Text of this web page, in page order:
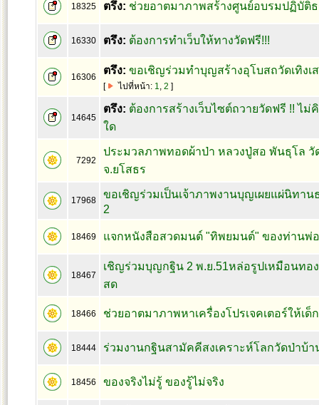
18325 ตรึง: ช่วยอาตมาภาพสร้างศูนย์อบรมปฏิบัติ
16330 ตรึง: ต้องการทำเว็บให้ทางวัดฟรี!!!
16306
ตรึง: ขอเชิญร่วมทำบุญสร้างอุโบสถวัดเทิงเ
[ ไปที่หน้า: 1, 2 ]
14645
ตรึง: ต้องการสร้างเว็บไซต์ถวายวัดฟรี !! ไม่
ใด
7292
ประมวลภาพทอดผ้าป่า หลวงปู่สอ พันธุโล วั
จ.ยโสธร
17968
ขอเชิญร่วมเป็นเจ้าภาพงานบุญเผยแผ่นิทาน
2
18469 แจกหนังสือสวดมนต์ "ทิพยมนต์" ของท่านพ่
18467
เชิญร่วมบุญกฐิน 2 พ.ย.51หล่อรูปเหมือนทอ
สด
18466 ช่วยอาตมาภาพหาเครื่องโปรเจคเตอร์ให้เด็
18444 ร่วมงานกฐินสามัคคีสงเคราะห์โลกวัดป่าบ้า
18456 ของจริงไม่รู้ ของรู้ไม่จริง